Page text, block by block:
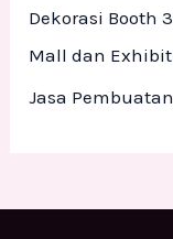
Dekorasi Booth
Mall dan
Jasa